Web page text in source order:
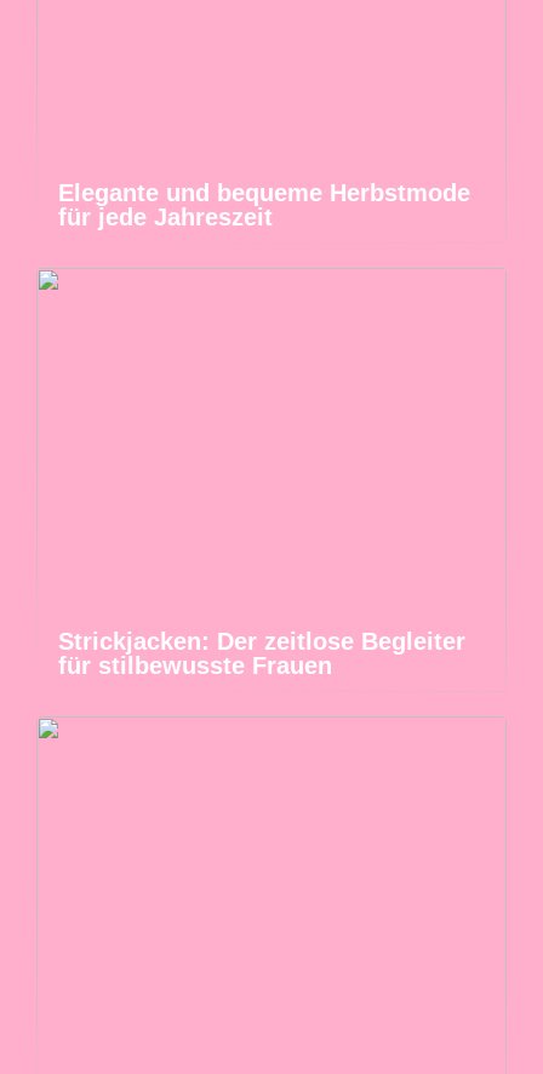
Elegante und bequeme Herbstmode
für jede Jahreszeit
Strickjacken: Der zeitlose Begleiter
für stilbewusste Frauen